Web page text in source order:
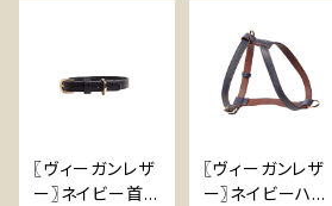
〖ヴィーガンレザ
ー〗ネイビー首
〖ヴィーガンレザ
ー〗ネイビーハー